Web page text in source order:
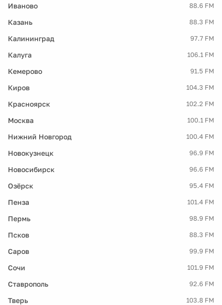
Иваново 88.6 FM
Казань 88.3 FM
Калининград 97.7 FM
Калуга 106.1 FM
Кемерово 91.5 FM
Киров 104.3 FM
Красноярск 102.2 FM
Москва 100.1 FM
Нижний Новгород 100.4 FM
Новокузнецк 96.9 FM
Новосибирск 96.6 FM
Озёрск 95.4 FM
Пенза 101.4 FM
Пермь 98.9 FM
Псков 88.3 FM
Саров 99.9 FM
Сочи 101.9 FM
Ставрополь 92.6 FM
Тверь 103.8 FM